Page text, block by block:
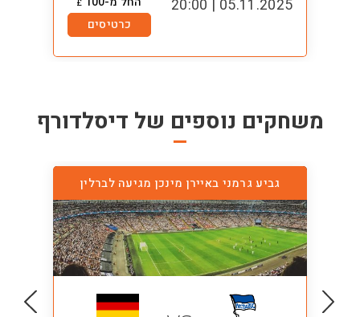
05.11.2025 | 20:00
£
כרטיסים
משחקים נוספים של דיסלדורף
גביע גרמני באיירן מינכן מגיעה לברלין